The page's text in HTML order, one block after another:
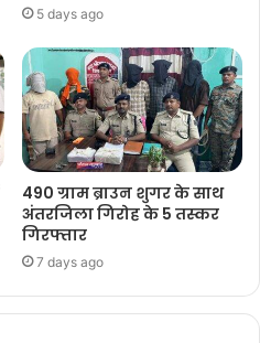
5 days ago
490 ग्राम ब्राउन शुगर के साथ
अंतरजिला गिरोह के 5 तस्कर
गिरफ्तार
7 days ago